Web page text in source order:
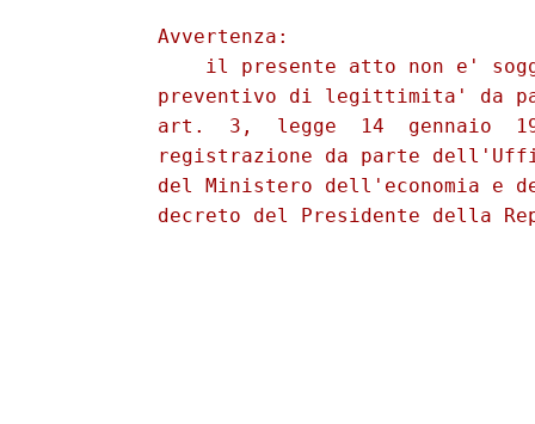
          Avvertenza:
il presente atto non e'
preventivo di legittimita' da
art.  3,  legge  14  gennaio
registrazione da parte
del Ministero dell'economia e
decreto del Presidente della